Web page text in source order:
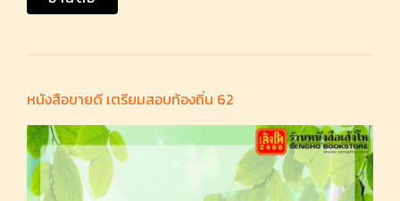
หนังสือขายดี เตรียมสอบท้องถิ่น 62